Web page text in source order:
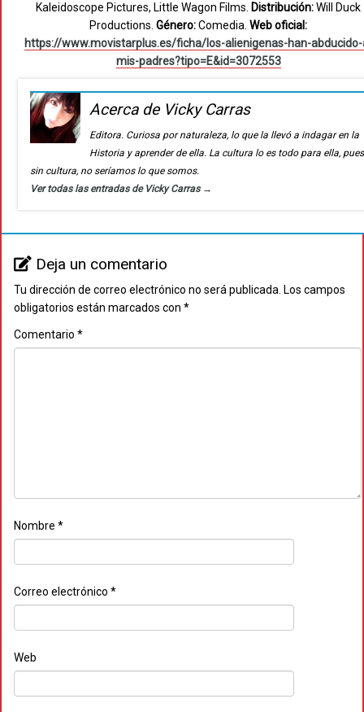
Kaleidoscope Pictures, Little Wagon Films. Distribución:Will Duck
Productions. Género:Comedia. Web oficial:
https://www.movistarplus.es/ficha/los-alienigenas-han-
mis-padres?tipo=E&id=3072553
Acerca de Vicky Carras
Editora. Curiosa por naturaleza, lo que la llevó a indagar en la
Historia y aprender de ella. La cultura lo es todo para ella, pues
sin cultura, no seríamos lo que somos.
Ver todas las entradas de Vicky Carras →
Deja un comentario
Tu dirección de correo electrónico no será publicada. Los campos
obligatorios están marcados con *
Comentario *
Nombre *
Correo electrónico *
Web